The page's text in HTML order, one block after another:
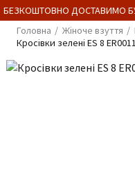
ДОСТАВИМО
Головна
Жіноче взуття
Кросівки зелені ES 8